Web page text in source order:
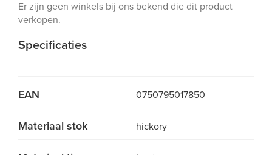
Er zijn geen winkels bij ons bekend die dit product
verkopen.
Specificaties
EAN 0750795017850
Materiaal stok hickory